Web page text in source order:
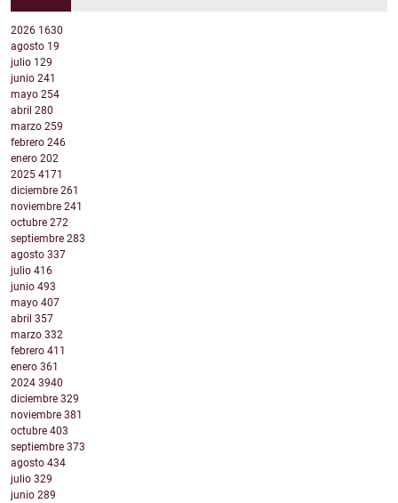
2026 1630
agosto 19
julio 129
junio 241
mayo 254
abril 280
marzo 259
febrero 246
enero 202
2025 4171
diciembre 261
noviembre 241
octubre 272
septiembre 283
agosto 337
julio 416
junio 493
mayo 407
abril 357
marzo 332
febrero 411
enero 361
2024 3940
diciembre 329
noviembre 381
octubre 403
septiembre 373
agosto 434
julio 329
junio 289